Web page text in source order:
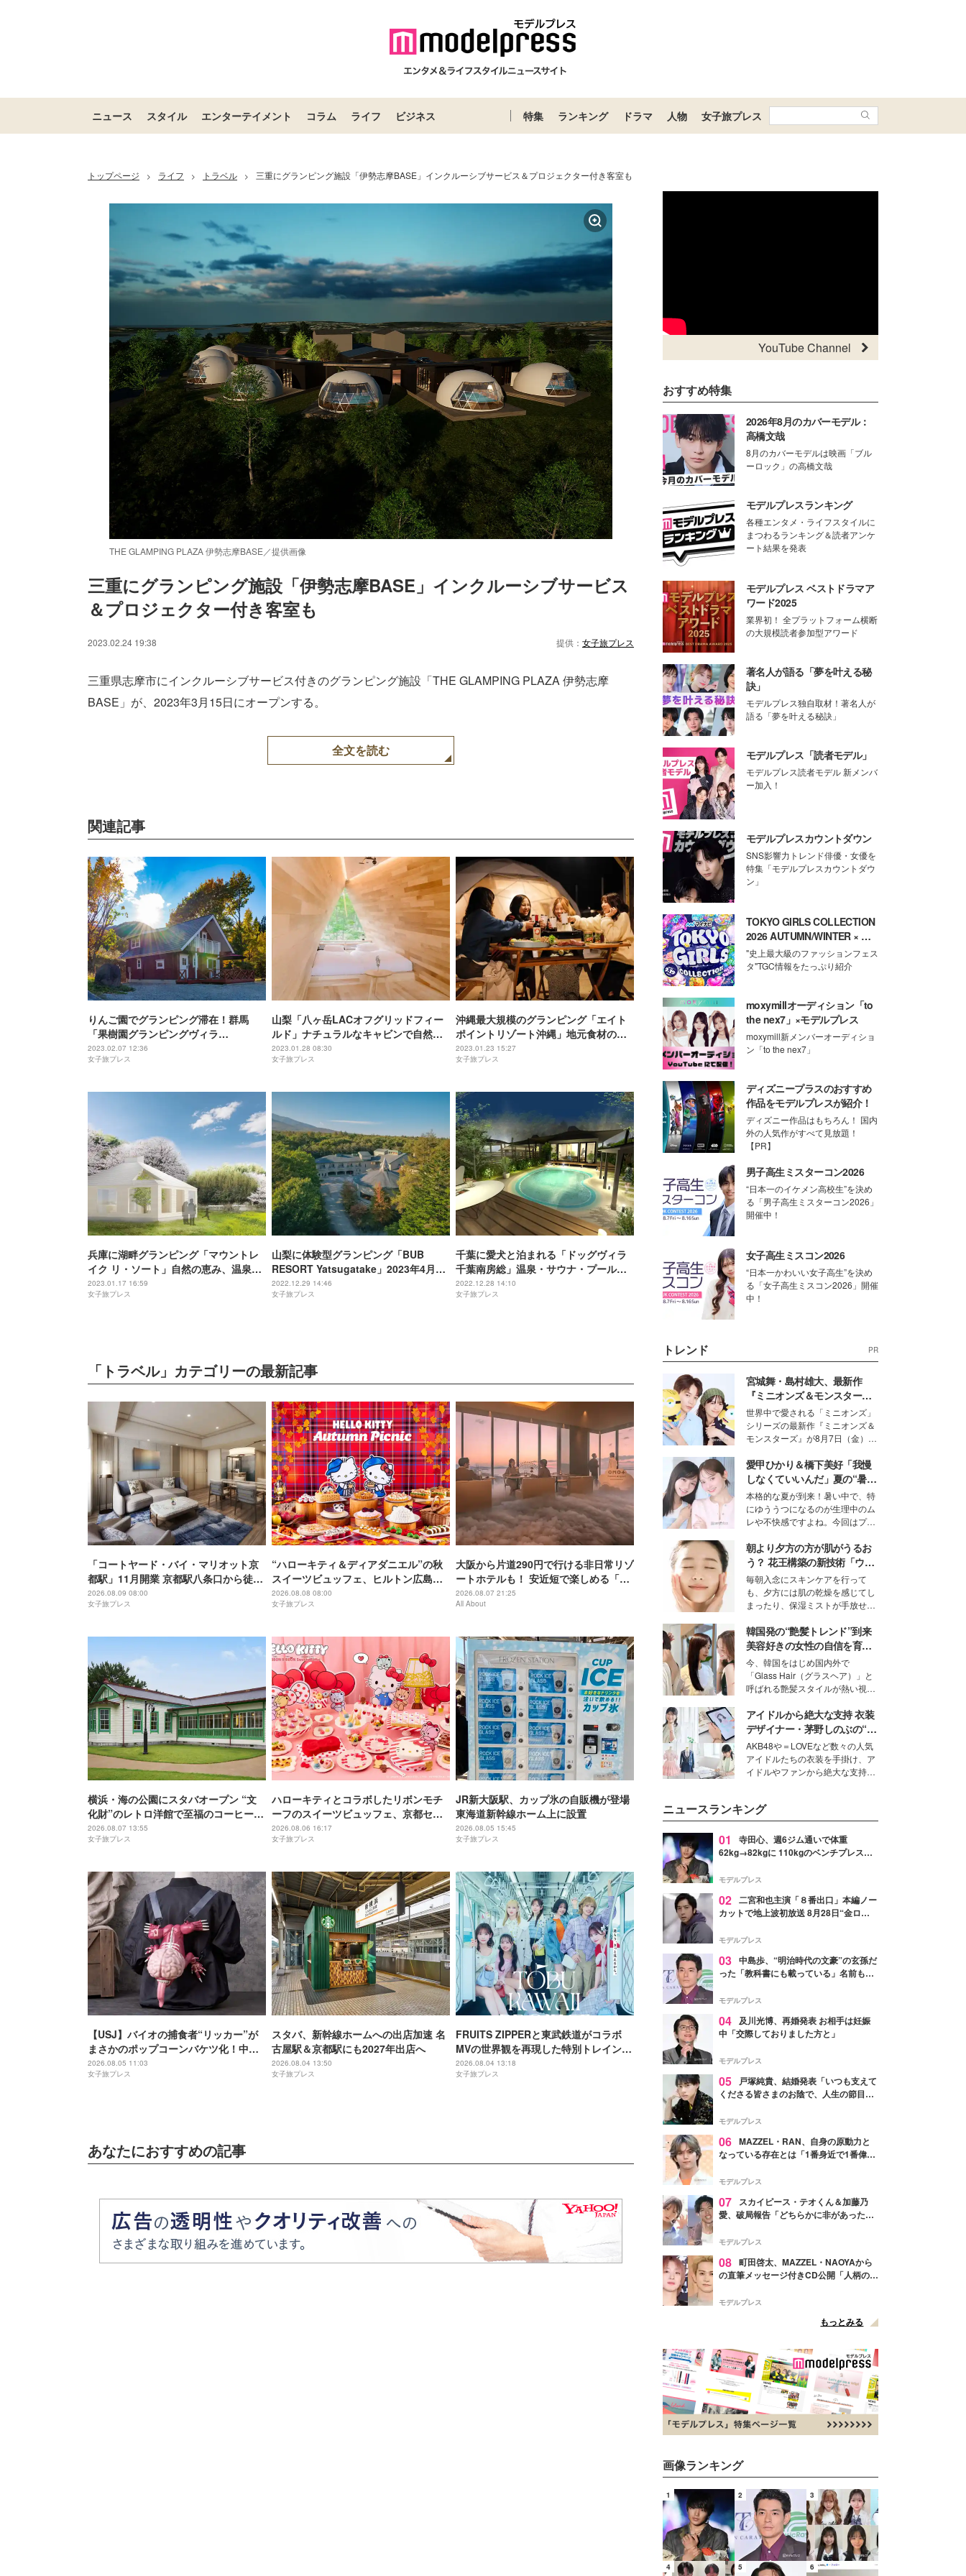
ニュース スタイル エンターテイメント コラム ライフ ビジネス 特集 ランキング ドラマ 人物 女子旅プレス
トップページ > ライフ > トラベル > 三重にグランピング施設「伊勢志摩BASE」インクルーシブサービス＆プロジェクター付き客室も
THE GLAMPING PLAZA 伊勢志摩BASE／提供画像
Unmute
三重にグランピング施設「伊勢志摩BASE」インクルーシブサービス
＆プロジェクター付き客室も
2023.02.24 19:38 提供： 女子旅プレス
三重県志摩市にインクルーシブサービス付きのグランピング施設「THE GLAMPING PLAZA 伊勢志摩
BASE」が、2023年3月15日にオープンする。
全文を読む
関連記事
りんご園でグランピング滞在！群馬
「果樹園グランピングヴィラ
HARASAWA」サウナ付き＆犬OKコテ
ージも
2023.02.07 12:36
女子旅プレス
山梨「八ヶ岳LACオフグリッドフィー
ルド」ナチュラルなキャビンで自然の
暮らしを体験
2023.01.28 08:30
女子旅プレス
沖縄最大規模のグランピング「エイト
ポイントリゾート沖縄」地元食材の
BBQ＆サウナ体験も
2023.01.23 15:27
女子旅プレス
兵庫に湖畔グランピング「マウントレ
イク リ・ソート」自然の恵み、温泉や
BBQに癒される
2023.01.17 16:59
女子旅プレス
山梨に体験型グランピング「BUB
RESORT Yatsugatake」2023年4月オ
ープン
2022.12.29 14:46
女子旅プレス
千葉に愛犬と泊まれる「ドッグヴィラ
千葉南房総」温泉・サウナ・プール付
きの非日常空間
2022.12.28 14:10
女子旅プレス
「トラベル」カテゴリーの最新記事
「コートヤード・バイ・マリオット京
都駅」11月開業 京都駅八条口から徒歩
3分の最新ホテル
2026.08.09 08:00
女子旅プレス
“ハローキティ＆ディアダニエル”の秋
スイーツビュッフェ、ヒルトン広島で
開催
2026.08.08 08:00
女子旅プレス
大阪から片道290円で行ける非日常リゾ
ートホテルも！ 安近短で楽しめる「関
西穴場」のおすすめホテル3選
2026.08.07 21:25
All About
横浜・海の公園にスタバオープン “文
化財”のレトロ洋館で至福のコーヒー時
間
2026.08.07 13:55
女子旅プレス
ハローキティとコラボしたリボンモチ
ーフのスイーツビュッフェ、京都セン
チュリーホテルで開催
2026.08.06 16:17
女子旅プレス
JR新大阪駅、カップ氷の自販機が登場
東海道新幹線ホーム上に設置
2026.08.05 15:45
女子旅プレス
【USJ】バイオの捕食者“リッカー”が
まさかのポップコーンバケツ化！中身
は味噌フレーバー
2026.08.05 11:03
女子旅プレス
スタバ、新幹線ホームへの出店加速 名
古屋駅＆京都駅にも2027年出店へ
2026.08.04 13:50
女子旅プレス
FRUITS ZIPPERと東武鉄道がコラボ
MVの世界観を再現した特別トレイン＆
メンバーの限定アナウンス
2026.08.04 13:18
女子旅プレス
あなたにおすすめの記事
YouTube Channel
おすすめ特集
2026年8月のカバーモデル：
高橋文哉
8月のカバーモデルは映画「ブル
ーロック」の高橋文哉
モデルプレスランキング
各種エンタメ・ライフスタイルに
まつわるランキング＆読者アンケ
ート結果を発表
モデルプレス ベストドラマア
ワード2025
業界初！ 全プラットフォーム横断
の大規模読者参加型アワード
著名人が語る「夢を叶える秘
訣」
モデルプレス独自取材！著名人が
語る「夢を叶える秘訣」
モデルプレス「読者モデル」
モデルプレス読者モデル 新メンバ
ー加入！
モデルプレスカウントダウン
SNS影響力トレンド俳優・女優を
特集「モデルプレスカウントダウ
ン」
TOKYO GIRLS COLLECTION
2026 AUTUMN/WINTER × モ
デルプレス
"史上最大級のファッションフェス
タ"TGC情報をたっぷり紹介
moxymillオーディション「to
the nex7」×モデルプレス
moxymill新メンバーオーディショ
ン「to the nex7」
ディズニープラスのおすすめ
作品をモデルプレスが紹介！
ディズニー作品はもちろん！ 国内
外の人気作がすべて見放題！
【PR】
男子高生ミスターコン2026
“日本一のイケメン高校生”を決め
る「男子高生ミスターコン2026」
開催中！
女子高生ミスコン2026
“日本一かわいい女子高生”を決め
る「女子高生ミスコン2026」開催
中！
トレンド PR
宮城舞・島村雄大、最新作
『ミニオンズ＆モンスター
ズ』の魅力熱弁 ハチャメチャ
だけじゃない“友情と絆”に感
動
世界中で愛される「ミニオンズ」
シリーズの最新作『ミニオンズ＆
モンスターズ』が8月7日（金）に
ニオン好き”という共通点を持つモ
デルの宮城舞と島村雄大の特別対
談をお届け！それぞれの視点か
ら、今作ならではの魅力や予想外
の感動をもたらす奥深いストーリ
ーについて熱く語り合ってもらっ
た。
愛甲ひかり＆橋下美好「我慢
しなくていいんだ」夏の“暑さ
対策”の新しい選択肢とは？
本格的な夏が到来！暑い中で、特
にゆううつになるのが生理中のム
レや不快感ですよね。今回はプラ
モデル・愛甲ひかりさんと橋下美
好さんを迎えて本音で女子会トー
ク。猛暑のお出かけを快適に過ご
すヒントや、2人が感動した夏の
生理の新常識にも迫りました。
朝より夕方の方が肌がうるお
う？ 花王構築の新技術「ウォ
ーターキャプチャリングスキ
ン（捕水肌）」がスキンケア
の常識を変える予感
毎朝入念にスキンケアを行って
も、夕方には肌の乾燥を感じてし
まったり、保湿ミストが手放せな
な美容の常識を大きく変える可能
性を秘めた、革新的な「Water
Capturing Skin（ウォーターキャ
プチャリングスキン：捕水肌）」
技術を、花王が構築した。
韓国発の“艶髪トレンド”到来
美容好きの女性の自信を育む
「ヘアケア事情」って？
今、韓国をはじめ国内外で
「Glass Hair（グラスヘア）」と
呼ばれる艶髪スタイルが熱い視線
ションの完成度を高めるベースと
して、“髪そのものの美しさ”に改
めて注目する人が増えている様
子。今回は、そんな憧れの艶やか
な髪を日常で叶える、美容好きの
女性たちのヘアケア事情を紹介し
アイドルから絶大な支持 衣装
デザイナー・茅野しのぶの“可
愛い”を作る美学＜「シチズン
クロスシー」インタビュー＞
AKB48や＝LOVEなど数々の人気
アイドルたちの衣装を手掛け、ア
イドルやファンから絶大な支持を
ター・茅野しのぶ。一人ひとりの
個性に寄り添い、魅力を引き出す
衣装作りは、多くの女性たちに勇
気と自信を与え続けている。
ニュースランキング
01
寺田心、週6ジム通いで体重
62kg→82kgに 110kgのベンチプレス持
「かっこいい」と反響
モデルプレス
02 二宮和也主演「８番出口」本編ノー
カットで地上波初放送 8月28日“金ロ
モデルプレス
03 中島歩、“明治時代の文豪”の玄孫だ
った「教科書にも載っている」名前も先
モデルプレス
04 及川光博、再婚発表 お相手は妊娠
中「交際しておりました方と」
モデルプレス
05
戸塚純貴、結婚発表「いつも支えて
くださる皆さまのお陰で、人生の節目を
す」【全文】
モデルプレス
06 MAZZEL・RAN、自身の原動力と
なっている存在とは「1番身近で1番偉大
モデルプレス
07
スカイピース・テオくん＆加藤乃
愛、破局報告「どちらかに非があったわ
モデルプレス
08 町田啓太、MAZZEL・NAOYAから
の直筆メッセージ付きCD公開「人柄の良
モデルプレス
もっとみる
画像ランキング
1 2 3
4 5 6